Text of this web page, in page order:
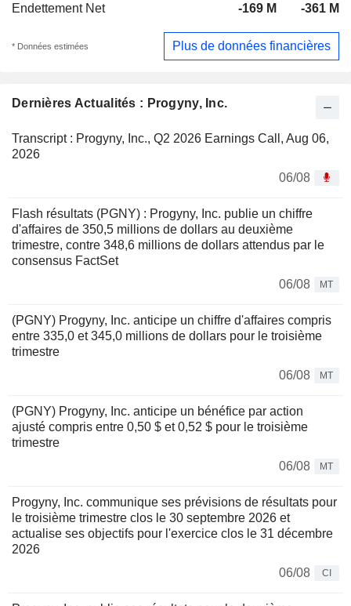
Dernières Actualités : Progyny, Inc.
Transcript : Progyny, Inc., Q2 2026 Earnings Call, Aug 06,
2026
06/08
Flash résultats (PGNY) : Progyny, Inc. publie un chiffre
d'affaires de 350,5 millions de dollars au deuxième
trimestre, contre 348,6 millions de dollars attendus par le
consensus FactSet
06/08
MT
(PGNY) Progyny, Inc. anticipe un chiffre d'affaires compris
entre 335,0 et 345,0 millions de dollars pour le troisième
trimestre
06/08
MT
(PGNY) Progyny, Inc. anticipe un bénéfice par action
ajusté compris entre 0,50 $ et 0,52 $ pour le troisième
trimestre
06/08
MT
Progyny, Inc. communique ses prévisions de résultats pour
le troisième trimestre clos le 30 septembre 2026 et
actualise ses objectifs pour l'exercice clos le 31 décembre
2026
06/08
CI
Endettement Net
-169 M -361 M
* Données estimées Plus de données financières